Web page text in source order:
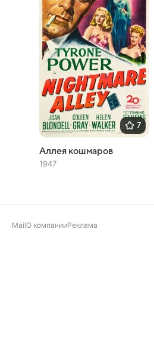
7
Аллея кошмаров
1947
MailО компанииРеклама